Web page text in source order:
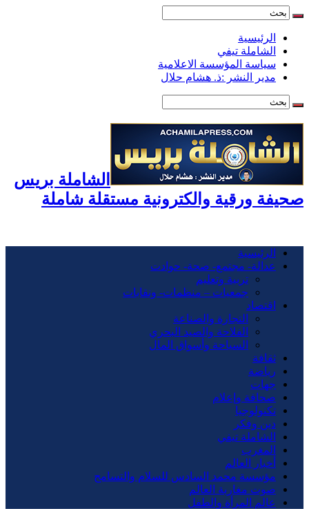
الرئيسية
الشاملة تيفي
سياسة المؤسسة الاعلامية
مدير النشر :ذ. هشام حلال
الشاملة بريس
صحيفة ورقية والكترونية مستقلة شاملة
الرئيسية
عدالة- مجتمع- صحة- حوادت
تربية وتعليم
جمعيات – منظمات- ونقابات
اقتصاد
التجارة والصناعة
الفلاحة والصيد البحري
السياحة وأسواق المال
ثقافة
رياضة
جهات
صحافة وإعلام
تكنولوجيا
دين وفكر
الشاملة تيفي
المغرب
أخبار العالم
مؤسسة محمد السادس للسلام والتسامح
صوت مغاربة العالم
عالم المرأة والطفل